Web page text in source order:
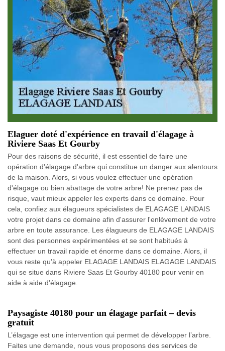
Elaguer doté d'expérience en travail d'élagage à
Riviere Saas Et Gourby
Pour des raisons de sécurité, il est essentiel de faire une
opération d'élagage d'arbre qui constitue un danger aux alentours
de la maison. Alors, si vous voulez effectuer une opération
d'élagage ou bien abattage de votre arbre! Ne prenez pas de
risque, vaut mieux appeler les experts dans ce domaine. Pour
cela, confiez aux élagueurs spécialistes de ELAGAGE LANDAIS
votre projet dans ce domaine afin d'assurer l'enlèvement de votre
arbre en toute assurance. Les élagueurs de ELAGAGE LANDAIS
sont des personnes expérimentées et se sont habitués à
effectuer un travail rapide et énorme dans ce domaine. Alors, il
vous reste qu'à appeler ELAGAGE LANDAIS ELAGAGE LANDAIS
qui se situe dans Riviere Saas Et Gourby 40180 pour venir en
aide à aide d'élagage.
Paysagiste 40180 pour un élagage parfait – devis
gratuit
L’élagage est une intervention qui permet de développer l’arbre.
Faites une demande, nous vous proposons des services de